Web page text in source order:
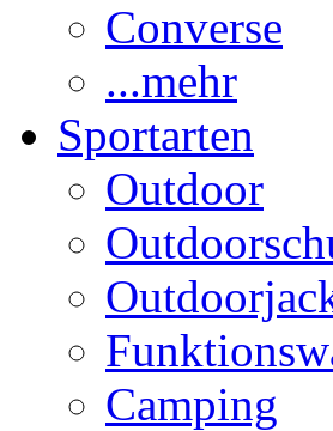
Converse
...mehr
Sportarten
Outdoor
Camping